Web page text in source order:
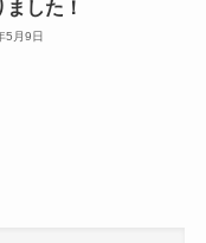
ました！
5月9日